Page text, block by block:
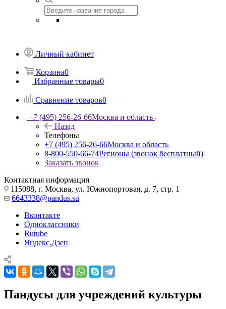
Личный кабинет
Корзина0
Избранные товары0
Сравнение товаров0
+7 (495) 256-26-66Москва и область
Назад
Телефоны
+7 (495) 256-26-66Москва и область
8-800-550-66-74Регионы (звонок бесплатный)
Заказать звонок
Контактная информация
115088, г. Москва, ул. Южнопортовая, д. 7, стр. 1
6643338@pandus.su
Вконтакте
Одноклассники
Rutube
Яндекс.Дзен
Пандусы для учреждений культуры